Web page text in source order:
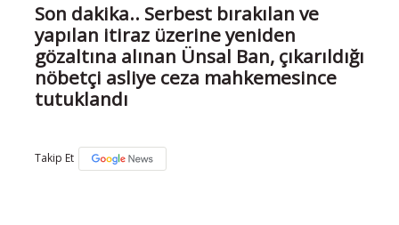
Son dakika.. Serbest bırakılan ve
yapılan itiraz üzerine yeniden
gözaltına alınan Ünsal Ban, çıkarıldığı
nöbetçi asliye ceza mahkemesince
tutuklandı
Takip Et